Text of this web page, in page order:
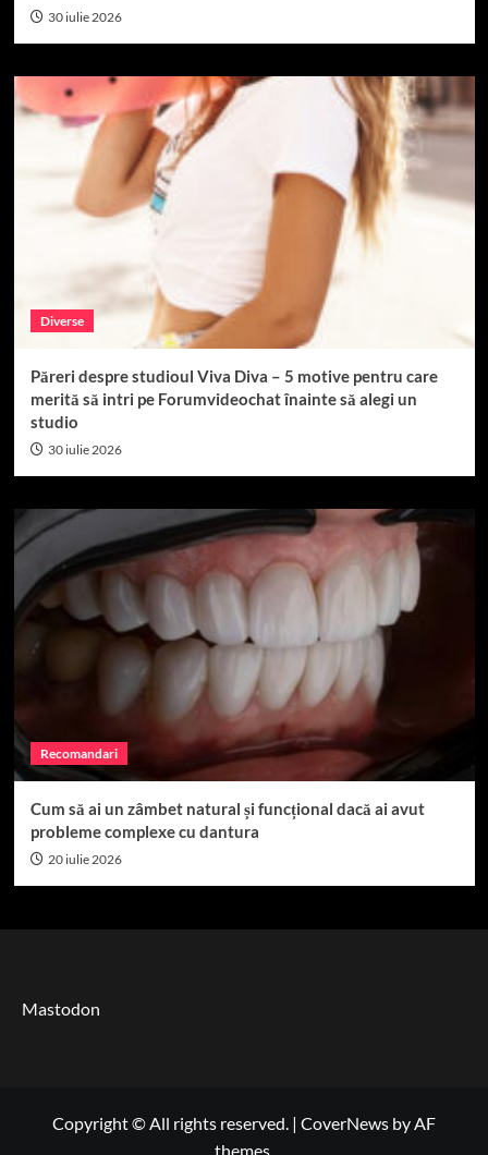
30 iulie 2026
Diverse
Păreri despre studioul Viva Diva – 5 motive pentru care
merită să intri pe Forumvideochat înainte să alegi un
studio
30 iulie 2026
Recomandari
Cum să ai un zâmbet natural și funcțional dacă ai avut
probleme complexe cu dantura
20 iulie 2026
Mastodon
Copyright © All rights reserved. | CoverNews by AF
themes.